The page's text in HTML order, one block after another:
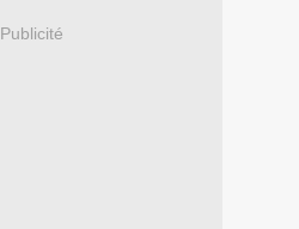
Publicité